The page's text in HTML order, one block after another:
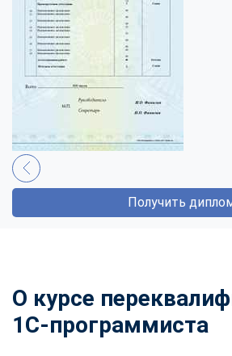
Получить
О курсе
1С-программиста